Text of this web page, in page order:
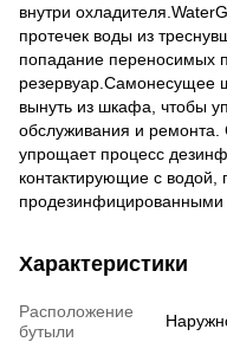
внутри
протечек воды из
попадание переносимых
резервуар.Самонесущее
вынуть из шкафа, чтобы
обслуживания и ремонта.
упрощает процесс
контактирующие с водой,
продезинфицированными
Характеристики
Расположение
бутыли